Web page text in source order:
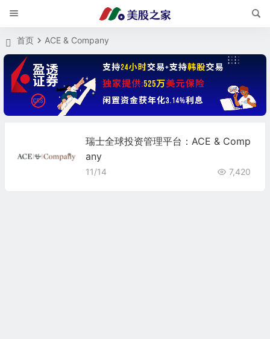
首页 ACE & Company
瑞士全球投资管理平台：ACE & Comp
any
11/14 7,420